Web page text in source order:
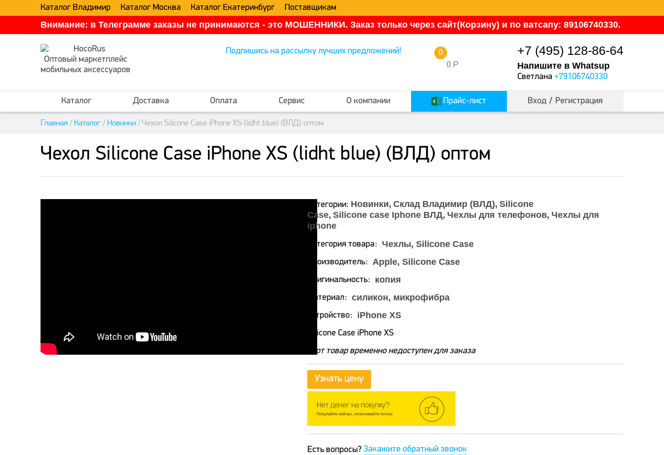
Каталог Владимир Каталог Москва Каталог Екатеринбург Поставщикам
Внимание: в Телеграмме заказы не принимаются - это МОШЕННИКИ. Заказ только через сайт(Корзину) и по ватсапу: 89106740330.
Оптовый маркетплейс
мобильных аксессуаров
Подпишись на рассылку лучших предложений!
0 Р
0 +7 (495) 128-86-64
Напишите в Whatsup
Светлана +79106740330
Каталог Доставка Оплата Сервис О компании Прайс-лист Вход / Регистрация
Главная / Каталог / Новинки /Чехол Silicone Case iPhone XS (lidht blue) (ВЛД) оптом
Чехол Silicone Case iPhone XS (lidht blue) (ВЛД) оптом
Категории: Новинки Склад Владимир (ВЛД) Silicone
Case Silicone case Iphone ВЛД Чехлы для телефонов Чехлы для
iphone
Категория товара Чехлы, Silicone Case
Производитель Apple, Silicone Case
Оригинальность копия
Материал силикон, микрофибра
Устройство iPhone XS
Silicone Case iPhone XS
Этот товар временно недоступен для заказа
Узнать цену
Есть вопросы? Закажите обратный звонок